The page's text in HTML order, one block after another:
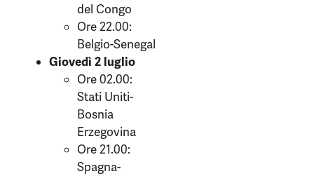
del Congo
Ore 22.00:
Belgio-Senegal
Giovedì 2 luglio
Ore 02.00:
Stati Uniti-
Bosnia
Erzegovina
Ore 21.00:
Spagna-